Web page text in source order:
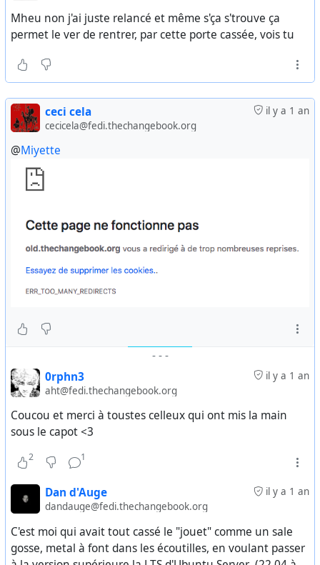
Mheu non j'ai juste relancé et même s'ça s'trouve ça
permet le ver de rentrer, par cette porte cassée, vois tu
il y a 1 an
ceci cela
cecicela@fedi.thechangebook.org
@Miyette
- - -
il y a 1 an
0rphn3
aht@fedi.thechangebook.org
Coucou et merci à toustes celleux qui ont mis la main
sous le capot <3
2 1
il y a 1 an
Dan d'Auge
dandauge@fedi.thechangebook.org
C'est moi qui avait tout cassé le "jouet" comme un sale
gosse, metal à font dans les écoutilles, en voulant passer